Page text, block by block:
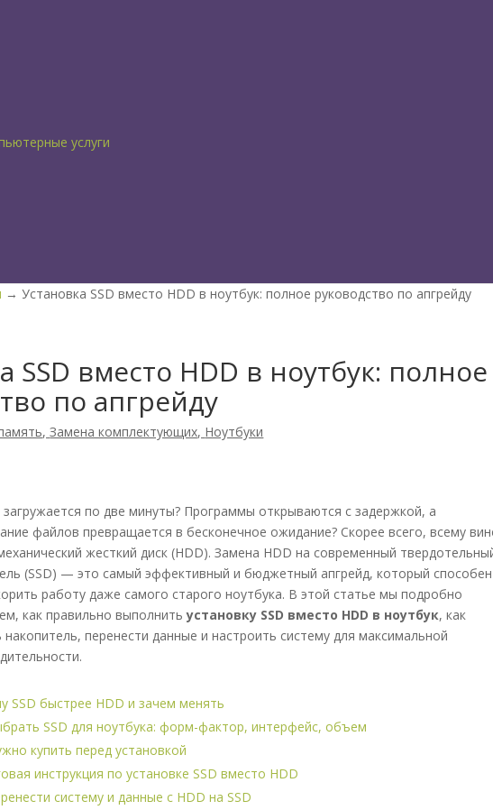
→ Установка SSD вместо HDD в ноутбук: полное руководство по апгрейду
SSD вместо HDD в ноутбук: полное
по апгрейду
,Замена комплектующих, Ноутбуки
загружается по две минуты? Программы открываются с задержкой, а
файлов превращается в бесконечное ожидание? Скорее всего, всему
жесткий диск (HDD). Замена HDD на современный
(SSD) — это самый эффективный и бюджетный апгрейд, который
работу даже самого старого ноутбука. В этой статье мы подробно
как правильно выполнитьустановку SSD вместо HDD в ноутбук, как
перенести данные и настроить систему для максимальной
SSD быстрее HDD и зачем менять
SSD для ноутбука: форм-фактор, интерфейс, объем
купить перед установкой
инструкция по установке SSD вместо HDD
систему и данные с HDD на SSD